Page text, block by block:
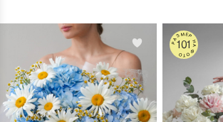
РАЗМЕР НА ФОТО
101